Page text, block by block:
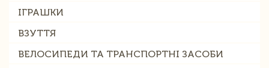
ІГРАШКИ
ВЗУТТЯ
ВЕЛОСИПЕДИ ТА ТРАНСПОРТНІ ЗАСОБИ